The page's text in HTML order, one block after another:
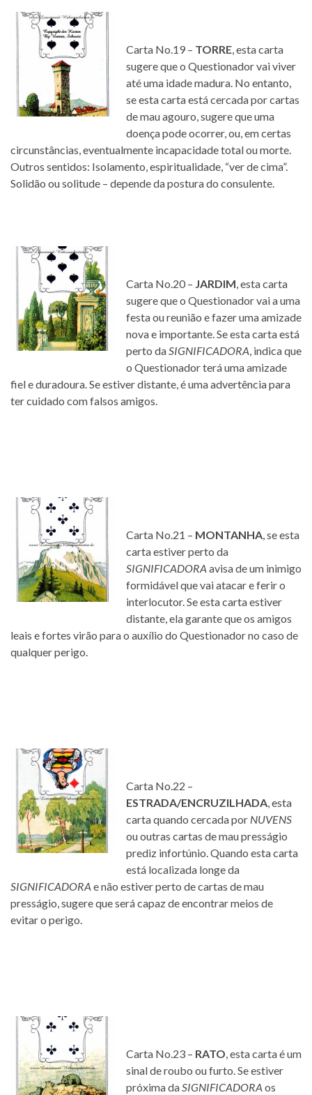
Carta No.19 – TORRE, esta carta
sugere que o Questionador vai viver
até uma idade madura. No entanto,
se esta carta está cercada por cartas
de mau agouro, sugere que uma
doença pode ocorrer, ou, em certas
circunstâncias, eventualmente incapacidade total ou morte.
Outros sentidos: Isolamento, espiritualidade, “ver de cima”.
Solidão ou solitude – depende da postura do consulente.
Carta No.20 – JARDIM, esta carta
sugere que o Questionador vai a uma
festa ou reunião e fazer uma amizade
nova e importante. Se esta carta está
perto daSIGNIFICADORA, indica que
o Questionador terá uma amizade
fiel e duradoura. Se estiver distante, é uma advertência para
ter cuidado com falsos amigos.
Carta No.21 – MONTANHA, se esta
carta estiver perto da
SIGNIFICADORA avisa de um inimigo
formidável que vai atacar e ferir o
interlocutor. Se esta carta estiver
distante, ela garante que os amigos
leais e fortes virão para o auxílio do Questionador no caso de
qualquer perigo.
Carta No.22 –
ESTRADA/ENCRUZILHADA, esta
carta quando cercada por NUVENS
ou outras cartas de mau presságio
prediz infortúnio. Quando esta carta
está localizada longe da
SIGNIFICADORA e não estiver perto de cartas de mau
presságio, sugere que será capaz de encontrar meios de
evitar o perigo.
Carta No.23 – RATO, esta carta é um
sinal de roubo ou furto. Se estiver
próxima daSIGNIFICADORA os